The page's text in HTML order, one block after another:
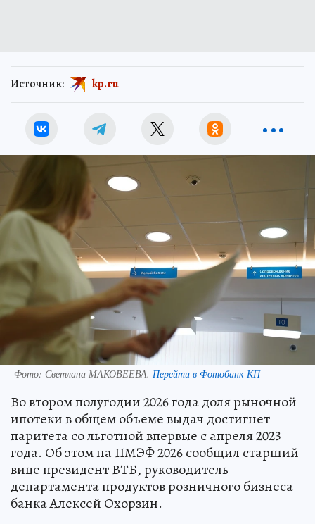
Источник: kp.ru
Фото: Светлана МАКОВЕЕВА. Перейти в Фотобанк КП
Во втором полугодии 2026 года доля рыночной
ипотеки в общем объеме выдач достигнет
паритета со льготной впервые с апреля 2023
года. Об этом на ПМЭФ 2026 сообщил старший
вице президент ВТБ, руководитель
департамента продуктов розничного бизнеса
банка Алексей Охорзин.